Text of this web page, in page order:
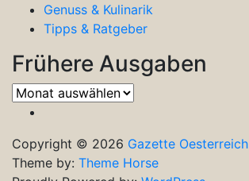
Genuss & Kulinarik
Tipps & Ratgeber
Frühere Ausgaben
Frühere
Ausgaben
Copyright © 2026 Gazette Oesterreich
Theme by: Theme Horse